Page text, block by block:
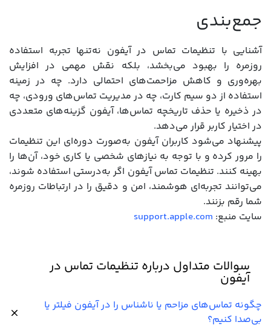
جمع‌بندی
آشنایی با تنظیمات تماس در آیفون نه‌تنها تجربه استفاده
روزمره را بهبود می‌بخشد، بلکه نقش مهمی در افزایش
بهره‌وری و کاهش مزاحمت‌های احتمالی دارد. چه در زمینه
استفاده از دو سیم کارت، چه در مدیریت تماس‌های ورودی، چه
در ذخیره یا حذف تاریخچه تماس‌ها، آیفون گزینه‌های متعددی
در اختیار کاربر قرار می‌دهد.
پیشنهاد می‌شود کاربران آیفون به‌صورت دوره‌ای این تنظیمات
را مرور کرده و با توجه به نیازهای شخصی یا کاری خود، آن‌ها را
بهینه کنند. تنظیمات تماس آیفون اگر به‌درستی استفاده شوند،
می‌توانند تجربه‌ای هوشمند، امن و دقیق را در ارتباطات روزمره
شما رقم بزنند.
سایت منبع: support.apple.com
سوالات متداول درباره تنظیمات تماس در
آیفون
چگونه تماس‌های مزاحم یا ناشناس را در آیفون فیلتر یا
بی‌صدا کنیم؟